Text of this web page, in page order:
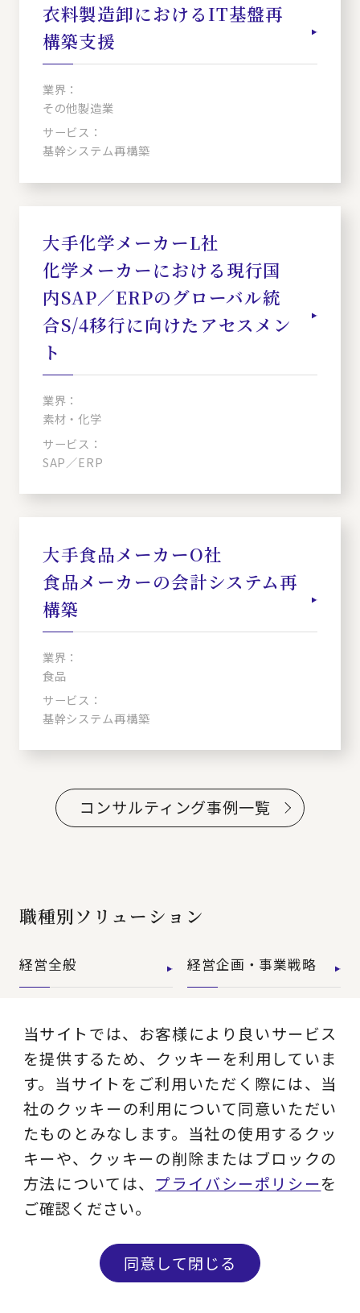
衣料製造卸におけるIT基盤再
構築支援
業界：
その他製造業
サービス：
基幹システム再構築
大手化学メーカーL社
化学メーカーにおける現行国
内SAP／ERPのグローバル統
合S/4移行に向けたアセスメン
ト
業界：
素材・化学
サービス：
SAP／ERP
大手食品メーカーO社
食品メーカーの会計システム再
構築
業界：
食品
サービス：
基幹システム再構築
コンサルティング事例一覧
職種別ソリューション
経営全般 経営企画・事業戦略
務
人事
広報・CSR IT・デジタル
営業・マーケティン
グ
設計・開発・生産・
調達
【特集】会計システ
当サイトでは、お客様により良いサービス
を提供するため、クッキーを利用していま
す。当サイトをご利用いただく際には、当
社のクッキーの利用について同意いただい
たものとみなします。当社の使用するクッ
キーや、クッキーの削除またはブロックの
方法については、 プライバシーポリシーを
ご確認ください。
同意して閉じる